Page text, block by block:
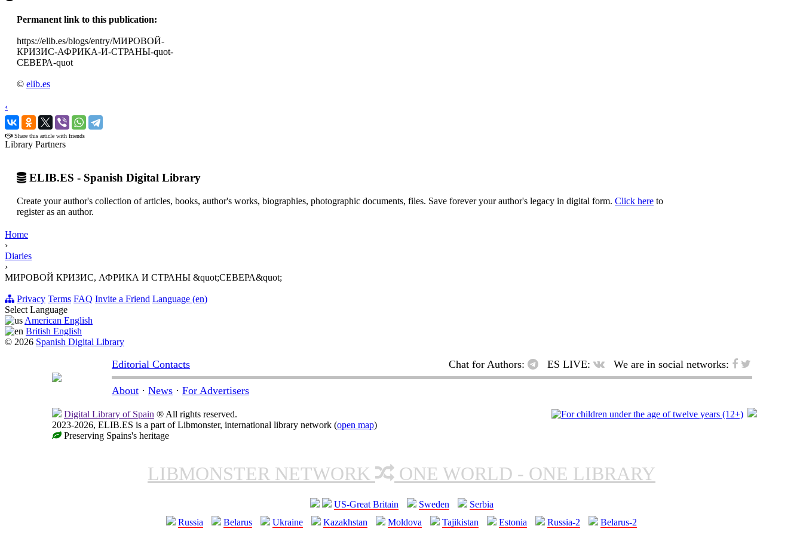
Permanent link to this publication:
https://elib.es/blogs/entry/МИРОВОЙ-
КРИЗИС-АФРИКА-И-СТРАНЫ-quot-
СЕВЕРА-quot
© elib.es
‹
›
Share this article with friends
Library Partners
ELIB.ES - Spanish Digital Library
Create your author's collection of articles, books, author's works, biographies, photographic documents, files. Save forever your author's legacy in digital form. Click here to
register as an author.
Home
›
Diaries
›
МИРОВОЙ КРИЗИС, АФРИКА И СТРАНЫ &quot;СЕВЕРА&quot;
Privacy Terms FAQ Invite a Friend Language (en)
Select Language
American English
British English
© 2026 Spanish Digital Library
Editorial Contacts Chat for Authors: ES LIVE: We are in social networks:
About · News · For Advertisers
Digital Library of Spain ® All rights reserved.
2023-2026, ELIB.ES is a part of Libmonster, international library network (open map)
Preserving Spains's heritage
LIBMONSTER NETWORK ONE WORLD - ONE LIBRARY
US-Great Britain Sweden
Serbia
Russia
Belarus Ukraine Kazakhstan Moldova Tajikistan Estonia Russia-2 Belarus-2